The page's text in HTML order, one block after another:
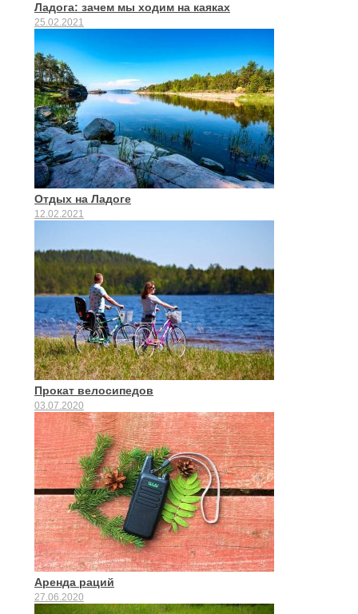
Ладога: зачем мы ходим на каяках
25.02.2021
Отдых на Ладоге
12.02.2021
Прокат велосипедов
03.07.2020
Аренда раций
27.06.2020